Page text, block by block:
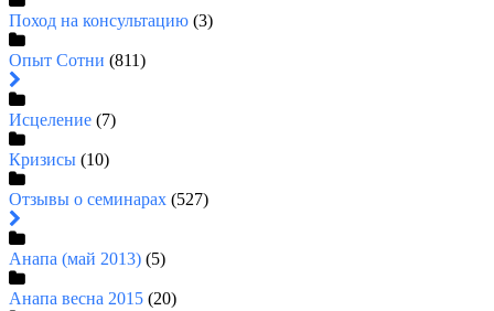
Поход на консультацию (3)
Опыт Сотни (811)
Исцеление (7)
Кризисы (10)
Отзывы о семинарах (527)
Анапа (май 2013) (5)
Анапа весна 2015 (20)